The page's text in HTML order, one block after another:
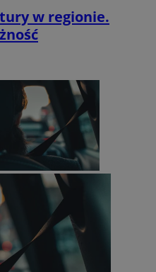
w regionie.